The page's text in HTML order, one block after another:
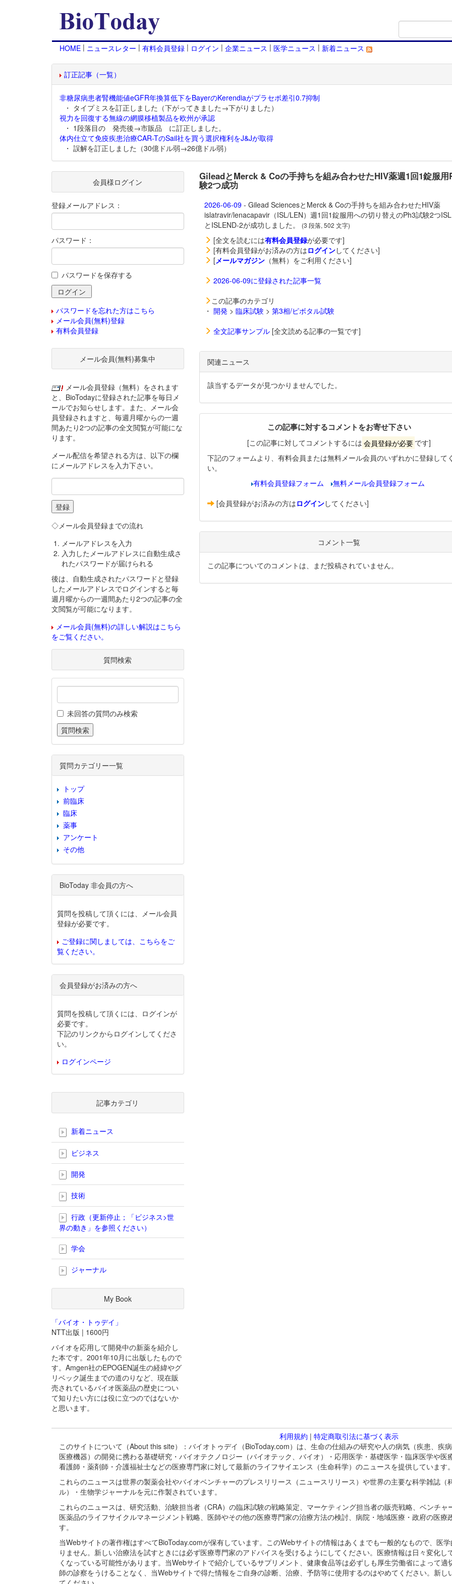
HOME | ニュースレター | 有料会員登録 | ログイン | 企業ニュース | 医学ニュース | 新着ニュース
訂正記事（一覧）
非糖尿病患者腎機能値eGFR年換算低下をBayerのKerendiaがプラセボ差引0.7抑制
・ タイプミスを訂正しました（下がってきました→下がりました）
視力を回復する無線の網膜移植製品を欧州が承認
・ 1段落目の 発売後→市販品 に訂正しました。
体内仕立て免疫疾患治療CAR-TのSail社を買う選択権利をJ&Jが取得
・ 誤解を訂正しました（30億ドル弱→26億ドル弱）
GileadとMerck & Coの手持ちを組み合わせたHIV薬週1回1錠服用
験2つ成功
2026-06-09- Gilead SciencesとMerck & Coの手持ちを組み合わせたHIV薬
islatravir/lenacapavir（ISL/LEN）週1回1錠服用への切り替えのPh3試験2つ
とISLEND-2が成功しました。
(3 段落, 502 文字)
[全文を読むには有料会員登録が必要です]
[有料会員登録がお済みの方はログインしてください]
[メールマガジン（無料）をご利用ください]
2026-06-09に登録された記事一覧
この記事のカテゴリ
・ 開発 > 臨床試験> 第3相/ピボタル試験
全文記事サンプル[全文読める記事の一覧です]
関連ニュース
該当するデータが見つかりませんでした。
この記事に対するコメントをお寄せ下さい
[この記事に対してコメントするには 会員登録が必要 です]
下記のフォームより、有料会員または無料メール会員のいずれかに登録して
い。
有料会員登録フォーム
無料メール会員登録フォーム
[会員登録がお済みの方はログインしてください]
コメント一覧
この記事についてのコメントは、まだ投稿されていません。
会員様ログイン
登録メールアドレス：
パスワード：
パスワードを保存する
パスワードを忘れた方はこちら
メール会員(無料)登録
有料会員登録
メール会員(無料)募集中
メール会員登録（無料）をされます
と、BioTodayに登録された記事を毎日メ
ールでお知らせします。また、メール会
員登録されますと、毎週月曜からの一週
間あたり2つの記事の全文閲覧が可能にな
ります。
メール配信を希望される方は、以下の欄
にメールアドレスを入力下さい。
◇メール会員登録までの流れ
メールアドレスを入力
入力したメールアドレスに自動生成さ
れたパスワードが届けられる
後は、自動生成されたパスワードと登録
したメールアドレスでログインすると毎
週月曜からの一週間あたり2つの記事の全
文閲覧が可能になります。
メール会員(無料)の詳しい解説はこちら
をご覧ください。
質問検索
未回答の質問のみ検索
質問カテゴリー一覧
トップ
前臨床
臨床
薬事
アンケート
その他
BioToday 非会員の方へ
質問を投稿して頂くには、メール会員
登録が必要です。
ご登録に関しましては、こちらをご
覧ください。
会員登録がお済みの方へ
質問を投稿して頂くには、ログインが
必要です。
下記のリンクからログインしてくださ
い。
ログインページ
記事カテゴリ
新着ニュース
ビジネス
開発
技術
行政（更新停止；「ビジネス>世
界の動き」を参照ください）
学会
ジャーナル
My Book
「バイオ・トゥデイ」
NTT出版 | 1600円
バイオを応用して開発中の新薬を紹介し
た本です。2001年10月に出版したもので
す。Amgen社のEPOGEN誕生の経緯やグ
リベック誕生までの道のりなど、現在販
売されているバイオ医薬品の歴史につい
て知りたい方には役に立つのではないか
と思います。
利用規約 | 特定商取引法に基づく表示
このサイトについて（About this site）：バイオトゥデイ（BioToday.com）は、生命の仕組みの研究や人の病気（疾患、疾
医療機器）の開発に携わる基礎研究・バイオテクノロジー（バイオテック、バイオ）・応用医学・基礎医学・臨床医学や
看護師・薬剤師・介護福祉士などの医療専門家に対して最新のライフサイエンス（生命科学）のニュースを提供しています
これらのニュースは世界の製薬会社やバイオベンチャーのプレスリリース（ニュースリリース）や世界の主要な科学雑誌
ル）・生物学ジャーナルを元に作製されています。
これらのニュースは、研究活動、治験担当者（CRA）の臨床試験の戦略策定、マーケティング担当者の販売戦略、ベンチ
医薬品のライフサイクルマネージメント戦略、医師やその他の医療専門家の治療方法の検討、病院・地域医療・政府の医
す。
当Webサイトの著作権はすべてBioToday.comが保有しています。このWebサイトの情報はあくまでも一般的なもので、医
りません。新しい治療法を試すときには必ず医療専門家のアドバイスを受けるようにしてください。医療情報は日々変化
くなっている可能性があります。当Webサイトで紹介しているサプリメント、健康食品等は必ずしも厚生労働省によって
師の診察をうけることなく、当Webサイトで得た情報をご自身の診断、治療、予防等に使用するのはやめてください。新